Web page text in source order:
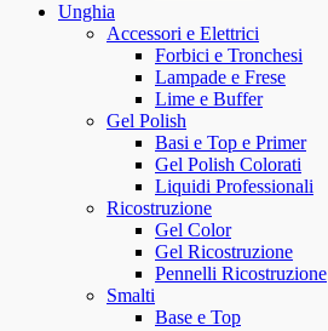
Unghia
Accessori e Elettrici
Forbici e Tronchesi
Lampade e Frese
Lime e Buffer
Gel Polish
Basi e Top e Primer
Gel Polish Colorati
Liquidi Professionali
Ricostruzione
Gel Color
Gel Ricostruzione
Pennelli Ricostruzione
Smalti
Base e Top